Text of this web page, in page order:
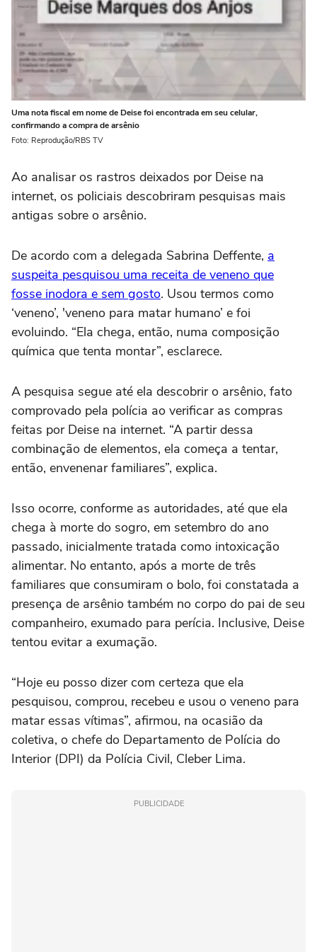
Uma nota fiscal em nome de Deise foi encontrada em seu celular,
confirmando a compra de arsênio
Foto: Reprodução/RBS TV
Ao analisar os rastros deixados por Deise na
internet, os policiais descobriram pesquisas mais
antigas sobre o arsênio.
De acordo com a delegada Sabrina Deffente, a
suspeita pesquisou uma receita de veneno que
fosse inodora e sem gosto. Usou termos como
‘veneno’, 'veneno para matar humano’ e foi
evoluindo. “Ela chega, então, numa composição
química que tenta montar”, esclarece.
A pesquisa segue até ela descobrir o arsênio, fato
comprovado pela polícia ao verificar as compras
feitas por Deise na internet. “A partir dessa
combinação de elementos, ela começa a tentar,
então, envenenar familiares”, explica.
Isso ocorre, conforme as autoridades, até que ela
chega à morte do sogro, em setembro do ano
passado, inicialmente tratada como intoxicação
alimentar. No entanto, após a morte de três
familiares que consumiram o bolo, foi constatada a
presença de arsênio também no corpo do pai de seu
companheiro, exumado para perícia. Inclusive, Deise
tentou evitar a exumação.
“Hoje eu posso dizer com certeza que ela
pesquisou, comprou, recebeu e usou o veneno para
matar essas vítimas”, afirmou, na ocasião da
coletiva, o chefe do Departamento de Polícia do
Interior (DPI) da Polícia Civil, Cleber Lima.
PUBLICIDADE